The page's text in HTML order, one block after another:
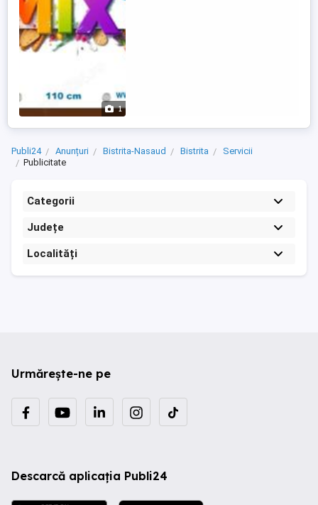
1
Publi24 Anunțuri Bistrita-Nasaud Bistrita
Servicii
Publicitate
Categorii
Județe
Localități
Urmărește-ne pe
Descarcă aplicația Publi24